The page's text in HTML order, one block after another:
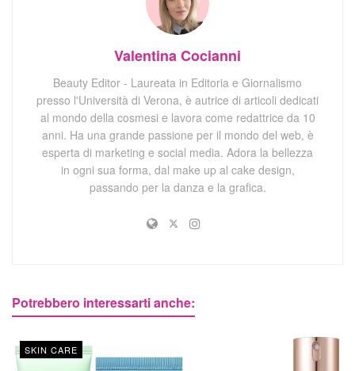
Valentina Cocianni
Beauty Editor - Laureata in Editoria e Giornalismo
presso l'Università di Verona, è autrice di articoli dedicati
al mondo della cosmesi e lavora come redattrice da 10
anni. Ha una grande passione per il mondo del web, è
esperta di marketing e social media. Adora la bellezza
in ogni sua forma, dal make up al cake design,
passando per la danza e la grafica.
Potrebbero interessarti anche:
SKIN CARE